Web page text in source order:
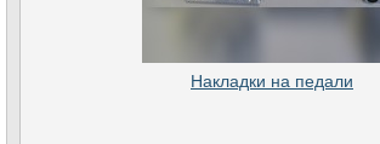
Накладки на педали